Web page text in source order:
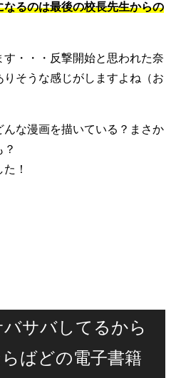
なるのは最後の校長先生からの
・・・反撃開始と思われた奈
そうな感じがしますよね（お
な漫画を描いている？まさか
！
サバしてるから
ばどの電子書籍